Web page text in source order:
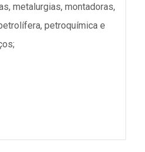
metalurgias, montadoras,
petroquímica e